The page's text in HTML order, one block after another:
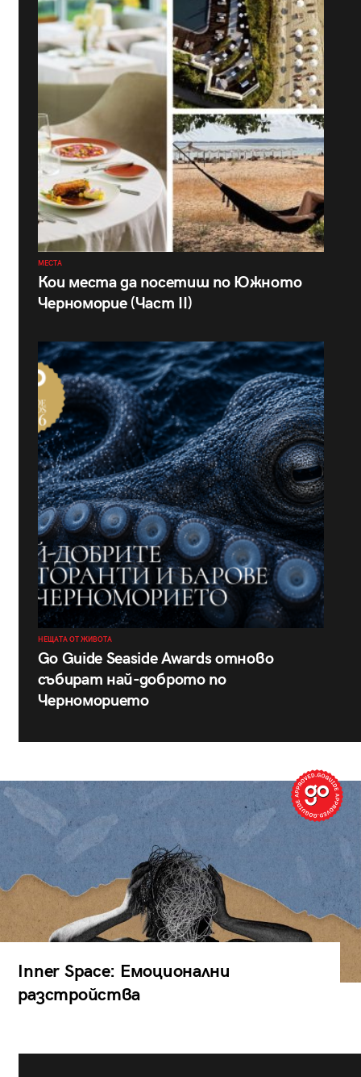
МЕСТА
Кои места да посетиш по Южното
Черноморие (Част II)
НЕЩАТА ОТ ЖИВОТА
Go Guide Seaside Awards отново
събират най-доброто по
Черноморието
Inner Space: Емоционални
разстройства